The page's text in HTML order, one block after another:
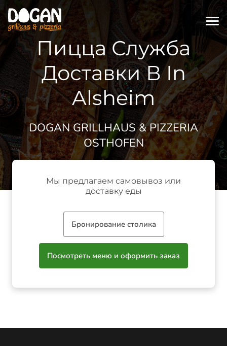
Пицца Служба
Доставки В In
Alsheim
DOGAN GRILLHAUS & PIZZERIA
OSTHOFEN
Мы предлагаем самовывоз или
доставку еды
Бронирование столика
Посмотреть меню и оформить заказ